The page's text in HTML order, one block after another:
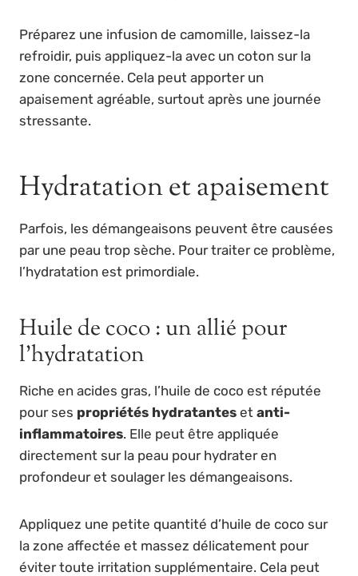
Préparez une infusion de camomille, laissez-la
refroidir, puis appliquez-la avec un coton sur la
zone concernée. Cela peut apporter un
apaisement agréable, surtout après une journée
stressante.
Hydratation et apaisement
Parfois, les démangeaisons peuvent être causées
par une peau trop sèche. Pour traiter ce problème,
l’hydratation est primordiale.
Huile de coco : un allié pour
l’hydratation
Riche en acides gras, l’huile de coco est réputée
pour ses propriétés hydratantes et anti-
inflammatoires. Elle peut être appliquée
directement sur la peau pour hydrater en
profondeur et soulager les démangeaisons.
Appliquez une petite quantité d’huile de coco sur
la zone affectée et massez délicatement pour
éviter toute irritation supplémentaire. Cela peut